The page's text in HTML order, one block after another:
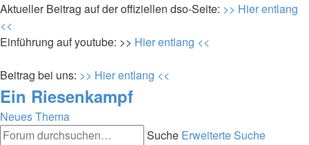
Aktueller Beitrag auf der offiziellen dso-Seite: >> Hier entlang
<<
Einführung auf youtube: >> Hier entlang <<
Beitrag bei uns: >> Hier entlang <<
Ein Riesenkampf
Neues Thema
Suche Erweiterte Suche